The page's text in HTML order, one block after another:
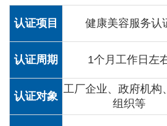
认证项目 健康美容服务认
认证周期 1个月工作日左
认证对象
工厂企业、政府机构
组织等